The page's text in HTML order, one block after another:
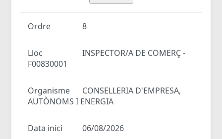
Ordre 8
Lloc
INSPECTOR/A DE COMERÇ -
F00830001
Organisme
CONSELLERIA D'EMPRESA,
AUTÒNOMS I ENERGIA
Data inici 06/08/2026